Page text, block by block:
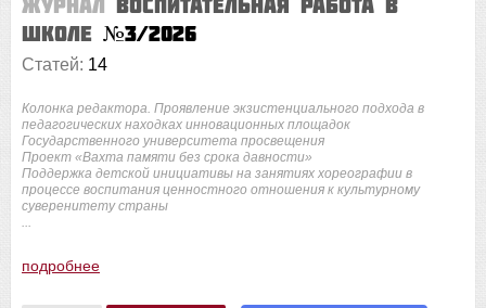
школе №3/2026
Статей: 14
Колонка редактора. Проявление экзистенциального подхода в
педагогических находках инновационных площадок
Государственного университета просвещения
Проект «Вахта памяти без срока давности»
Поддержка детской инициативы на занятиях хореографии в
процессе воспитания ценностного отношения к культурному
суверенитету страны
подробнее